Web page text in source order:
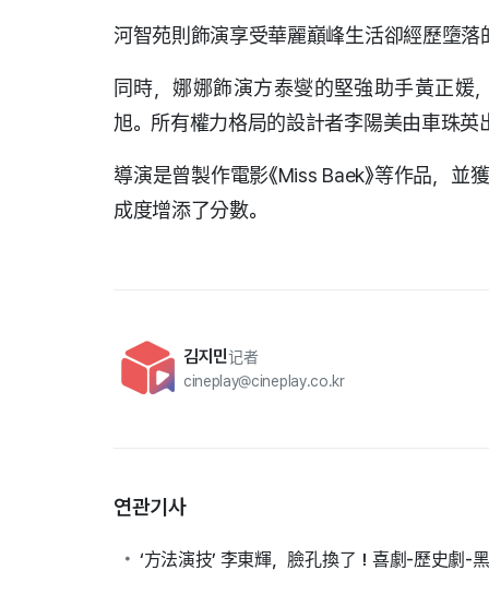
河智苑則飾演享受華麗巔峰生活卻經歷墮
同時，娜娜飾演方泰燮的堅強助手黃正媛
旭。所有權力格局的設計者李陽美由車珠
導演是曾製作電影《Miss Baek》等作品，
成度增添了分數。
김지민记者
cineplay@cineplay.co.kr
연관기사
‘方法演技’ 李東輝，臉孔換了！喜劇-歷史劇-